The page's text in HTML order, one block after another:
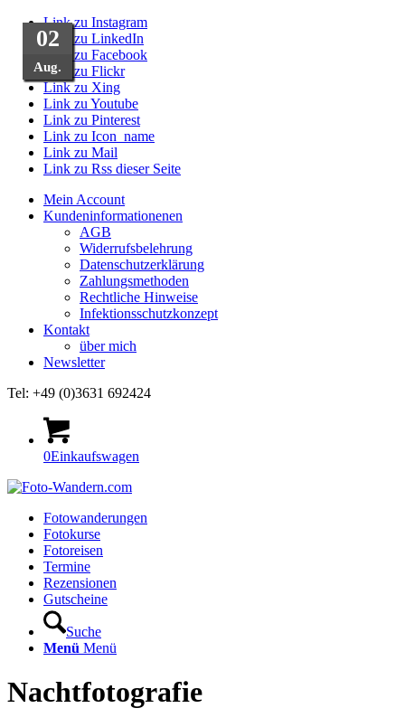
Link zu Instagram
Link zu LinkedIn
Link zu Facebook
Link zu Flickr
Link zu Xing
Link zu Youtube
Link zu Pinterest
Link zu Icon_name
Link zu Mail
Link zu Rss dieser Seite
Mein Account
Kundeninformationenen
AGB
Widerrufsbelehrung
Datenschutzerklärung
Zahlungsmethoden
Rechtliche Hinweise
Infektionsschutzkonzept
Kontakt
über mich
Newsletter
Tel: +49 (0)3631 692424
0Einkaufswagen
Fotowanderungen
Fotokurse
Fotoreisen
Termine
Rezensionen
Gutscheine
Suche
Menü Menü
Nachtfotografie
06
Okt.
26
Juli
09
Aug.
04
Aug.
05
Sep.
18
Sep.
11
Sep.
04
Sep.
03
März
02
Aug.